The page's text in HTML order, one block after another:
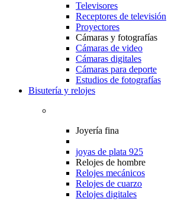
Televisores
Receptores de televisión
Proyectores
Cámaras y fotografías
Cámaras de video
Cámaras digitales
Cámaras para deporte
Estudios de fotografías
Bisutería y relojes
Joyería fina
joyas de plata 925
Relojes de hombre
Relojes mecánicos
Relojes de cuarzo
Relojes digitales